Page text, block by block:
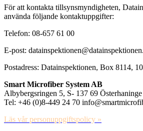
För att kontakta tillsynsmyndigheten,
använda följande kontaktuppgifter:
Telefon: 08-657 61 00
E-post:
Postadress: Datainspektionen, Box 8114,
Smart Microfiber System AB
Albybergsringen 5, S- 137 69 Österhaninge
Tel: +46 (0)8-449 24 70
Läs vår personuppgiftspolicy »